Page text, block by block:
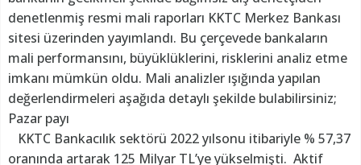
denetlenmiş resmi mali raporları KKTC Merkez Bankası
sitesi üzerinden yayımlandı. Bu çerçevede bankaların
mali performansını, büyüklüklerini, risklerini analiz etme
imkanı mümkün oldu. Mali analizler ışığında yapılan
değerlendirmeleri aşağıda detaylı şekilde bulabilirsiniz;
Pazar payı
KKTC Bankacılık sektörü 2022 yılsonu itibariyle % 57,37
oranında artarak 125 Milyar TL’ye yükselmişti. Aktif